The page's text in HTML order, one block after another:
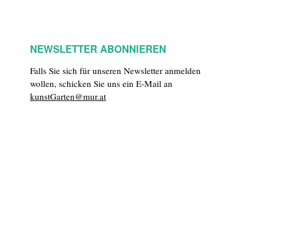
NEWSLETTER ABONNIEREN
Falls Sie sich für unseren Newsletter anmelden
wollen, schicken Sie uns ein E-Mail an
kunstGarten@mur.at